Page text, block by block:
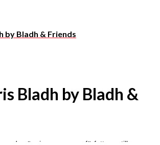
by Bladh & Friends
Bladh by Bladh &
spänningsroman av författaren till